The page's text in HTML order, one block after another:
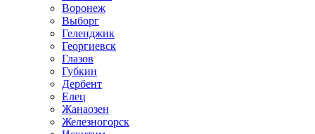
Воронеж
Выборг
Геленджик
Георгиевск
Глазов
Губкин
Дербент
Елец
Жанаозен
Железногорск